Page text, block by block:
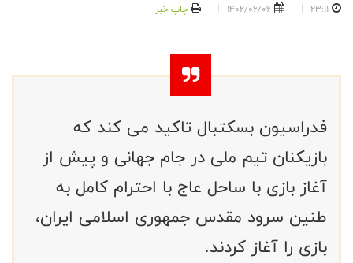
23:11
1402/06/06 چاپ خبر
فدراسیون بسکتبال تاکید می کند که
بازیکنان تیم ملی در جام جهانی و پیش از
آغاز بازی با ساحل عاج با احترام کامل به
طنین سرود مقدس جمهوری اسلامی ایران،
بازی را آغاز کردند.